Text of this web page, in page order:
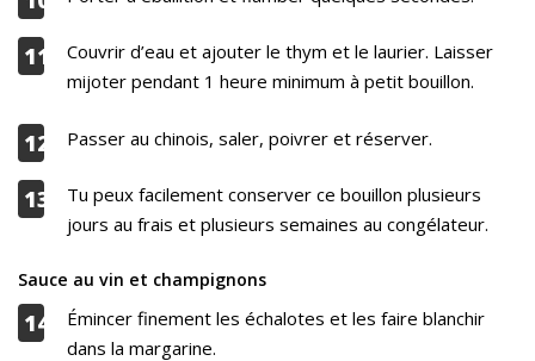
11
Couvrir d’eau et ajouter le thym et le laurier. Laisser
mijoter pendant 1 heure minimum à petit bouillon.
12 Passer au chinois, saler, poivrer et réserver.
13
Tu peux facilement conserver ce bouillon plusieurs
jours au frais et plusieurs semaines au congélateur.
Sauce au vin et champignons
14
Émincer finement les échalotes et les faire blanchir
dans la margarine.